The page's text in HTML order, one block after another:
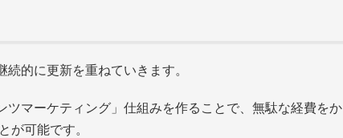
的に更新を重ねていきます。
ツマーケティング」仕組みを作ることで、無駄な経費をか
が可能です。